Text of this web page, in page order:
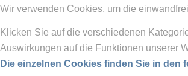
Wir verwenden Cookies, um die
Klicken Sie auf die verschiedenen
Auswirkungen auf die Funktionen unserer
Die einzelnen Cookies finden Sie in den